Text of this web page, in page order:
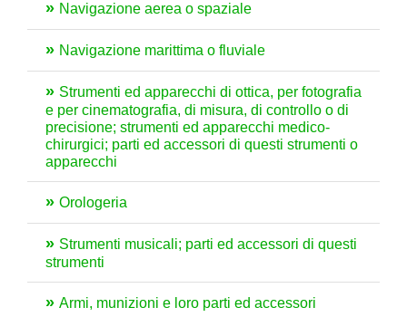
Navigazione aerea o spaziale
Navigazione marittima o fluviale
Strumenti ed apparecchi di ottica, per fotografia
e per cinematografia, di misura, di controllo o di
precisione; strumenti ed apparecchi medico-
chirurgici; parti ed accessori di questi strumenti o
apparecchi
Orologeria
Strumenti musicali; parti ed accessori di questi
strumenti
Armi, munizioni e loro parti ed accessori